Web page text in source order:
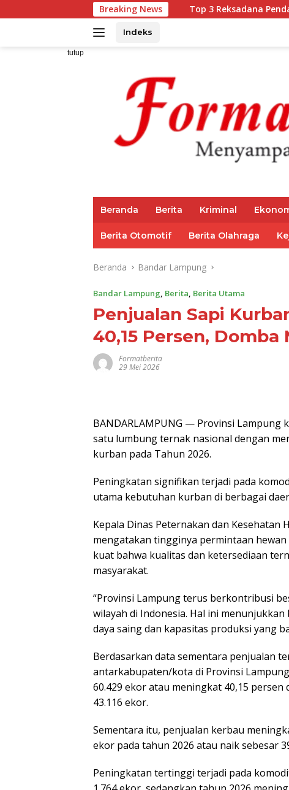
ke
Breaking News
Top 3 Reksadana Pendapatan Tetap
Indeks
tutup
Beranda Berita Kriminal
Berita Otomotif Berita Olahraga
Beranda Bandar Lampung
Bandar Lampung, Berita, Berita Utama
Penjualan Sapi
40,15 Persen, Domba
Formatberita
29 Mei 2026
BANDARLAMPUNG — Provinsi Lampung
satu lumbung ternak nasional dengan
kurban pada Tahun 2026.
Peningkatan signifikan terjadi pada
utama kebutuhan kurban di berbagai
Kepala Dinas Peternakan dan Kesehatan
mengatakan tingginya permintaan
kuat bahwa kualitas dan ketersediaan
masyarakat.
“Provinsi Lampung terus berkontribusi
wilayah di Indonesia. Hal ini
daya saing dan kapasitas produksi yang
Berdasarkan data sementara penjualan
antarkabupaten/kota di Provinsi
60.429 ekor atau meningkat 40,15
43.116 ekor.
Sementara itu, penjualan kerbau
ekor pada tahun 2026 atau naik sebesar
Peningkatan tertinggi terjadi pada